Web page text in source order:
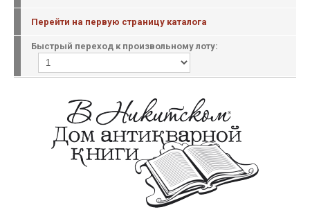
Перейти на первую страницу каталога
Быстрый переход к произвольному лоту: